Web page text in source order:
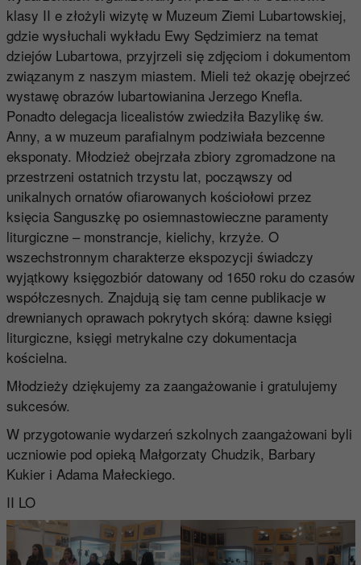
klasy II e złożyli wizytę w Muzeum Ziemi Lubartowskiej,
gdzie wysłuchali wykładu Ewy Sędzimierz na temat
dziejów Lubartowa, przyjrzeli się zdjęciom i dokumentom
związanym z naszym miastem. Mieli też okazję obejrzeć
wystawę obrazów lubartowianina Jerzego Knefla.
Ponadto delegacja licealistów zwiedziła Bazylikę św.
Anny, a w muzeum parafialnym podziwiała bezcenne
eksponaty. Młodzież obejrzała zbiory zgromadzone na
przestrzeni ostatnich trzystu lat, począwszy od
unikalnych ornatów ofiarowanych kościołowi przez
księcia Sanguszkę po osiemnastowieczne paramenty
liturgiczne – monstrancje, kielichy, krzyże. O
wszechstronnym charakterze ekspozycji świadczy
wyjątkowy księgozbiór datowany od 1650 roku do czasów
współczesnych. Znajdują się tam cenne publikacje w
drewnianych oprawach pokrytych skórą: dawne księgi
liturgiczne, księgi metrykalne czy dokumentacja
kościelna.
Młodzieży dziękujemy za zaangażowanie i gratulujemy
sukcesów.
W przygotowanie wydarzeń szkolnych zaangażowani byli
uczniowie pod opieką Małgorzaty Chudzik, Barbary
Kukier i Adama Małeckiego.
II LO